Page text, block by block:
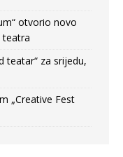
otvorio novo
teatra
teatar“ za srijedu,
„Creative Fest